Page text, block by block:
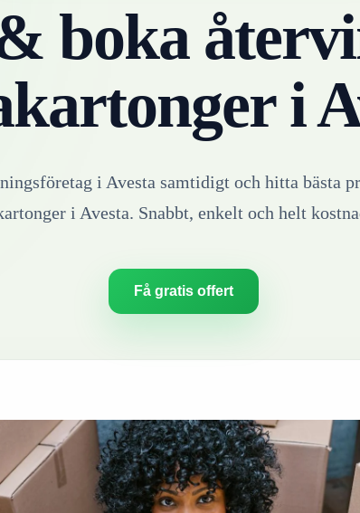
boka
i
i Avesta samtidigt och hitta bästa
i Avesta. Snabbt, enkelt och helt
Få gratis offert